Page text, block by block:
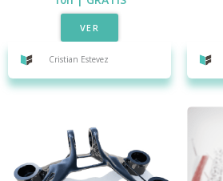
VER
Cristian Estevez​